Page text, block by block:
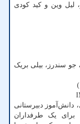
لیل وین و کید کودی
جو سندرز، بیلی بریک
دانش‌آموز دبیرستانی
برای یک طرفداران